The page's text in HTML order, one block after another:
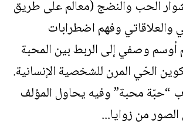
الحب والنضج (معالم على طريق
والعلاقاتي وفهم اضطرابات
وصفي إلى الربط بين المحبة
الحّي المرن للشخصية الإنسانية.
“حبّة محبة” وفيه يحاول المؤلف
من زوايا...